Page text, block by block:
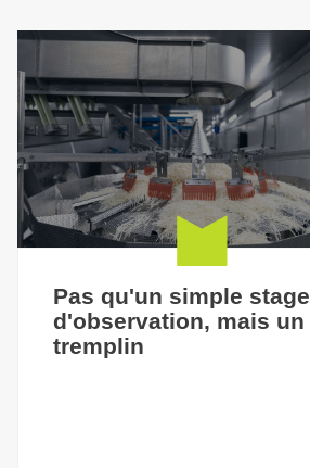
Pas qu'un simple stage
d'observation, mais un
tremplin